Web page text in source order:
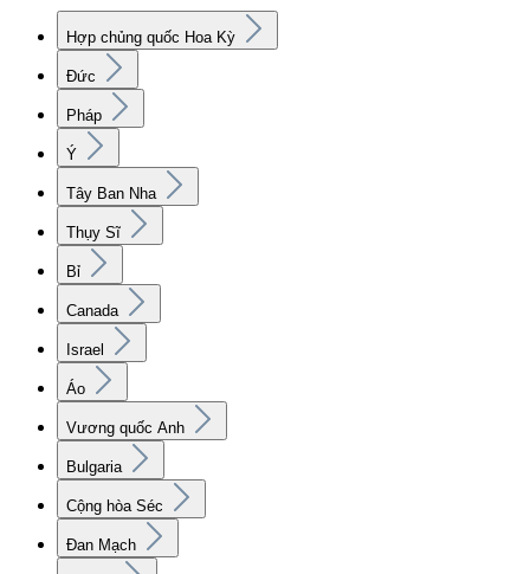
Hợp chủng quốc Hoa Kỳ
Đức
Pháp
Ý
Tây Ban Nha
Thụy Sĩ
Bỉ
Canada
Israel
Áo
Vương quốc Anh
Bulgaria
Cộng hòa Séc
Đan Mạch